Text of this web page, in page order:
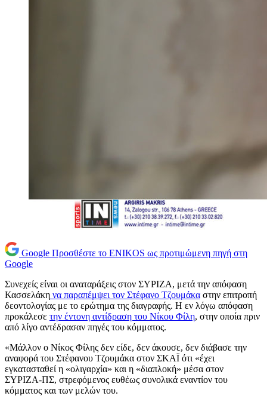
Google Προσθέστε το ENIKOS ως προτιμώμενη πηγή στη
Google
Συνεχείς είναι οι αναταράξεις στον ΣΥΡΙΖΑ, μετά την απόφαση
Κασσελάκη να παραπέμψει τον Στέφανο Τζουμάκα στην επιτροπή
δεοντολογίας με το ερώτημα της διαγραφής. Η εν λόγω απόφαση
προκάλεσε την έντονη αντίδραση του Νίκου Φίλη, στην οποία πριν
από λίγο αντέδρασαν πηγές του κόμματος.
«Μάλλον ο Νίκος Φίλης δεν είδε, δεν άκουσε, δεν διάβασε την
αναφορά του Στέφανου Τζουμάκα στον ΣΚΑΪ ότι «έχει
εγκατασταθεί η «ολιγαρχία» και η «διαπλοκή» μέσα στον
ΣΥΡΙΖΑ-ΠΣ, στρεφόμενος ευθέως συνολικά εναντίον του
κόμματος και των μελών του.